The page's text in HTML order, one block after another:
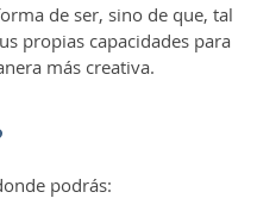
de ser, sino de que, tal
propias capacidades para
más creativa.
podrás: